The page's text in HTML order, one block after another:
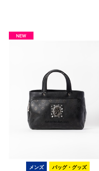
メンズ バッグ・グッズ